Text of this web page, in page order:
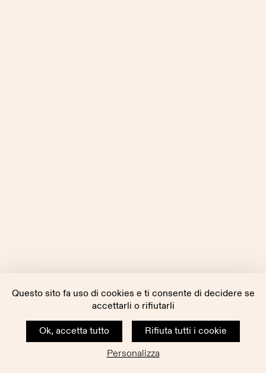
Questo sito fa uso di cookies e ti consente di decidere se
accettarli o rifiutarli
Ok, accetta tutto
Rifiuta tutti i cookie
Personalizza